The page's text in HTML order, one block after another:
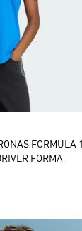
FORMULA 1
FORMA